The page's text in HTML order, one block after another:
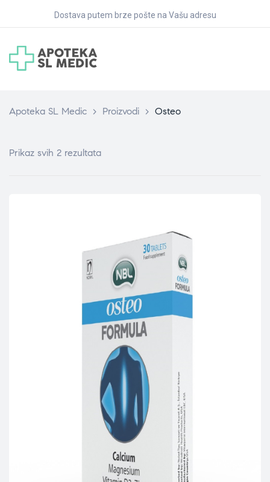
Dostava putem brze pošte na Vašu adresu
Apoteka SL Medic > Proizvodi > Osteo
Prikaz svih 2 rezultata